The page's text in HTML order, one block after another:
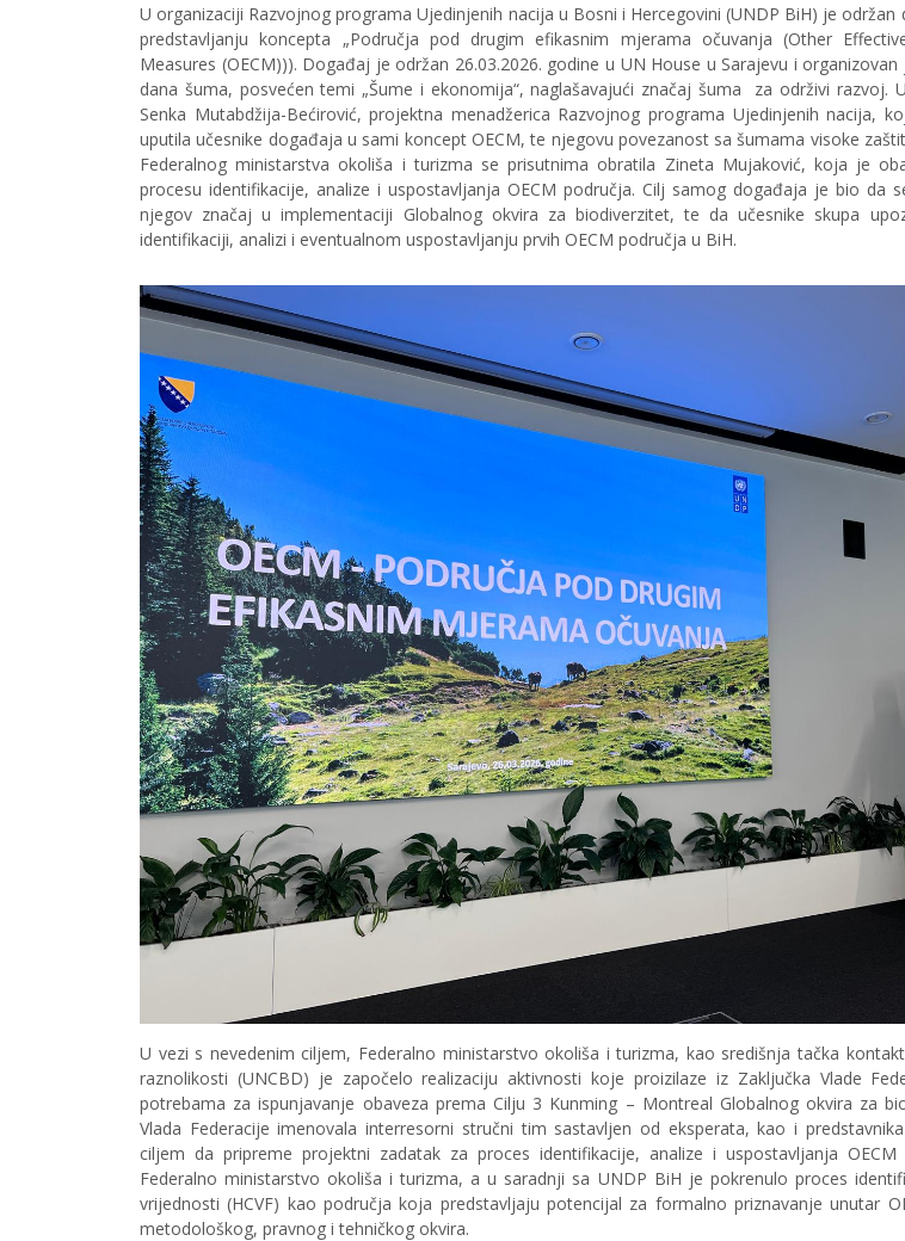
U organizaciji Razvojnog programa Ujedinjenih nacija u Bosni i Hercegovini (UNDP BiH) je
predstavljanju koncepta „Područja pod drugim efikasnim mjerama očuvanja (Other
Measures (OECM))). Događaj je održan 26.03.2026. godine u UN House u Sarajevu i
dana šuma, posvećen temi „Šume i ekonomija“, naglašavajući značaj šuma za održivi razvoj.
Senka Mutabdžija-Bećirović, projektna menadžerica Razvojnog programa Ujedinjenih nacija,
uputila učesnike događaja u sami koncept OECM, te njegovu povezanost sa šumama visoke
Federalnog ministarstva okoliša i turizma se prisutnima obratila Zineta Mujaković, koja je
procesu identifikacije, analize i uspostavljanja OECM područja. Cilj samog događaja je bio da
njegov značaj u implementaciji Globalnog okvira za biodiverzitet, te da učesnike skupa
identifikaciji, analizi i eventualnom uspostavljanju prvih OECM područja u BiH.
U vezi s nevedenim ciljem, Federalno ministarstvo okoliša i turizma, kao središnja tačka
raznolikosti (UNCBD) je započelo realizaciju aktivnosti koje proizilaze iz Zaključka Vlade
potrebama za ispunjavanje obaveza prema Cilju 3 Kunming – Montreal Globalnog okvira za
Vlada Federacije imenovala interresorni stručni tim sastavljen od eksperata, kao i
ciljem da pripreme projektni zadatak za proces identifikacije, analize i uspostavljanja
Federalno ministarstvo okoliša i turizma, a u saradnji sa UNDP BiH je pokrenulo proces
vrijednosti (HCVF) kao područja koja predstavljaju potencijal za formalno priznavanje unutar
metodološkog, pravnog i tehničkog okvira.